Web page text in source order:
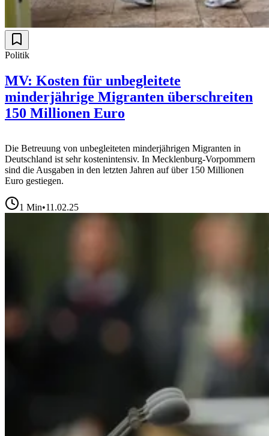
Politik
MV: Kosten für unbegleitete
minderjährige Migranten überschreiten
150 Millionen Euro
Die Betreuung von unbegleiteten minderjährigen Migranten in
Deutschland ist sehr kostenintensiv. In Mecklenburg-Vorpommern
sind die Ausgaben in den letzten Jahren auf über 150 Millionen
Euro gestiegen.
1 Min•11.02.25